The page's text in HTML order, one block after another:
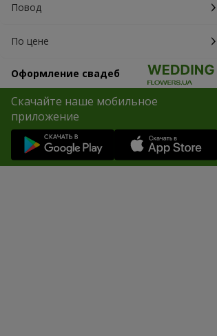
Повод
По цене
Оформление свадеб
Скачайте наше мобильное
приложение